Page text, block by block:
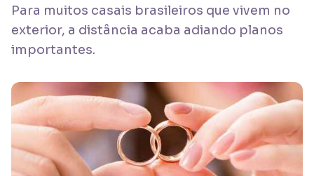
Para muitos casais brasileiros que vivem no
exterior, a distância acaba adiando planos
importantes.